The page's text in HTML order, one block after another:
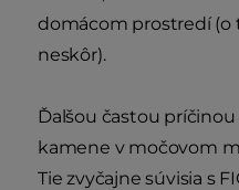
domácom prostredí
neskôr).
Ďalšou častou
kamene v močovom
Tie zvyčajne súvisia s